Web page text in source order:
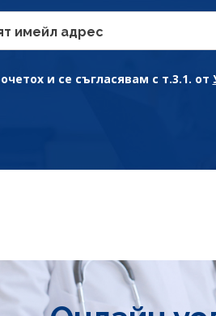
имейл адрес
и се съгласявам с т.3.1. от